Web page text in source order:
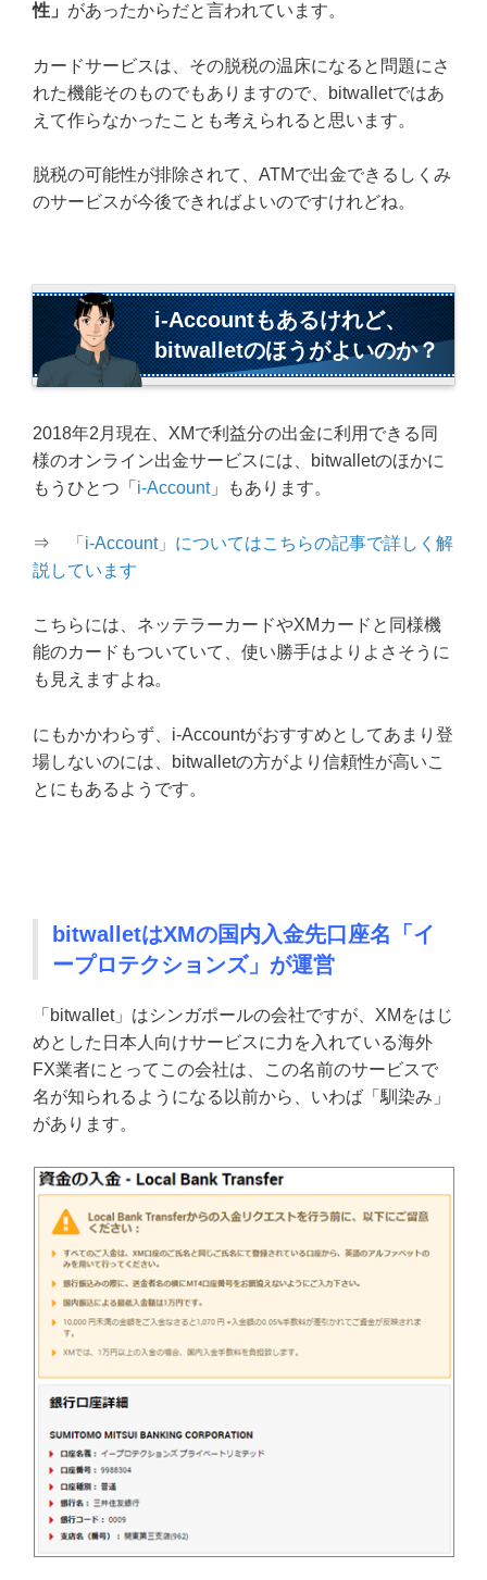
性」 があったからだと言われています。
カードサービスは、その脱税の温床になると問題にさ
れた機能そのものでもありますので、bitwalletではあ
えて作らなかったことも考えられると思います。
脱税の可能性が排除されて、ATMで出金できるしくみ
のサービスが今後できればよいのですけれどね。
i-Accountもあるけれど、
bitwalletのほうがよいのか？
2018年2月現在、XMで利益分の出金に利用できる同
様のオンライン出金サービスには、bitwalletのほかに
もうひとつ「 i-Account」もあります。
⇒
「i-Account」についてはこちらの記事で詳しく解
説しています
こちらには、ネッテラーカードやXMカードと同様機
能のカードもついていて、使い勝手はよりよさそうに
も見えますよね。
にもかかわらず、i-Accountがおすすめとしてあまり登
場しないのには、bitwalletの方がより信頼性が高いこ
とにもあるようです。
bitwalletはXMの国内入金先口座名「イ
ープロテクションズ」が運営
「bitwallet」はシンガポールの会社ですが、XMをはじ
めとした日本人向けサービスに力を入れている海外
FX業者にとってこの会社は、この名前のサービスで
名が知られるようになる以前から、いわば「馴染み」
があります。